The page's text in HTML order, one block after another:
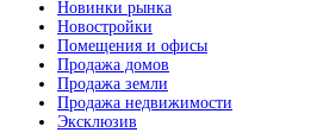
Новинки рынка
Новостройки
Помещения и офисы
Продажа домов
Продажа земли
Продажа недвижимости
Эксклюзив